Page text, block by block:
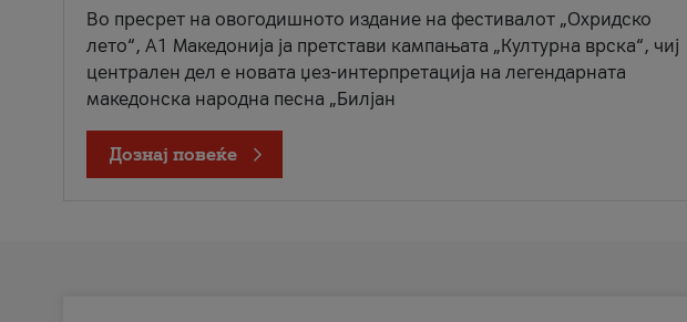
Во пресрет на овогодишното издание на фестивалот „Охридско
лето“, А1 Македонија ја претстави кампањата „Културна врска“, чиј
централен дел е новата џез-интерпретација на легендарната
македонска народна песна „Билјан
Дознај повеќе